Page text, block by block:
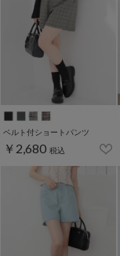
ベルト付ショートパンツ
￥2,680 税込